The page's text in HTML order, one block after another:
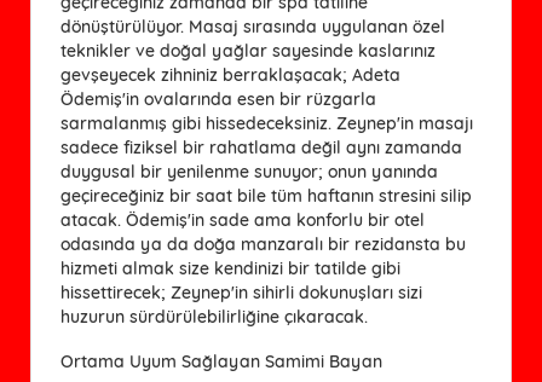
dönüştürülüyor. Masaj sırasında uygulanan özel
teknikler ve doğal yağlar sayesinde kaslarınız
gevşeyecek zihniniz berraklaşacak; Adeta
Ödemiş'in ovalarında esen bir rüzgarla
sarmalanmış gibi hissedeceksiniz. Zeynep'in masajı
sadece fiziksel bir rahatlama değil aynı zamanda
duygusal bir yenilenme sunuyor; onun yanında
geçireceğiniz bir saat bile tüm haftanın stresini silip
atacak. Ödemiş'in sade ama konforlu bir otel
odasında ya da doğa manzaralı bir rezidansta bu
hizmeti almak size kendinizi bir tatilde gibi
hissettirecek; Zeynep'in sihirli dokunuşları sizi
huzurun sürdürülebilirliğine çıkaracak.
Ortama Uyum Sağlayan Samimi Bayan